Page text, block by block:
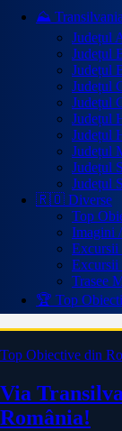
⛰️ Transilvania
Județul
Județul
Județul
Județul
Județul
Județul
Județul
Județul
Județul
Județul
🇷🇴 Diverse
Top
Imagini
Excursii
Excursii
Trasee
🏆 Top
Top Obiective din Ro
Via
România!